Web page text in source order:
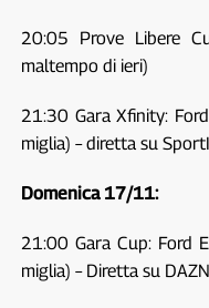
20:05 Prove Libere
maltempo di ieri)
21:30 Gara Xfinity:
miglia) – diretta su
Domenica 17/11:
21:00 Gara Cup: Ford
miglia) – Diretta su DAZN